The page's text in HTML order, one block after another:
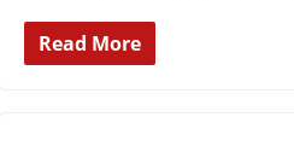
Read More